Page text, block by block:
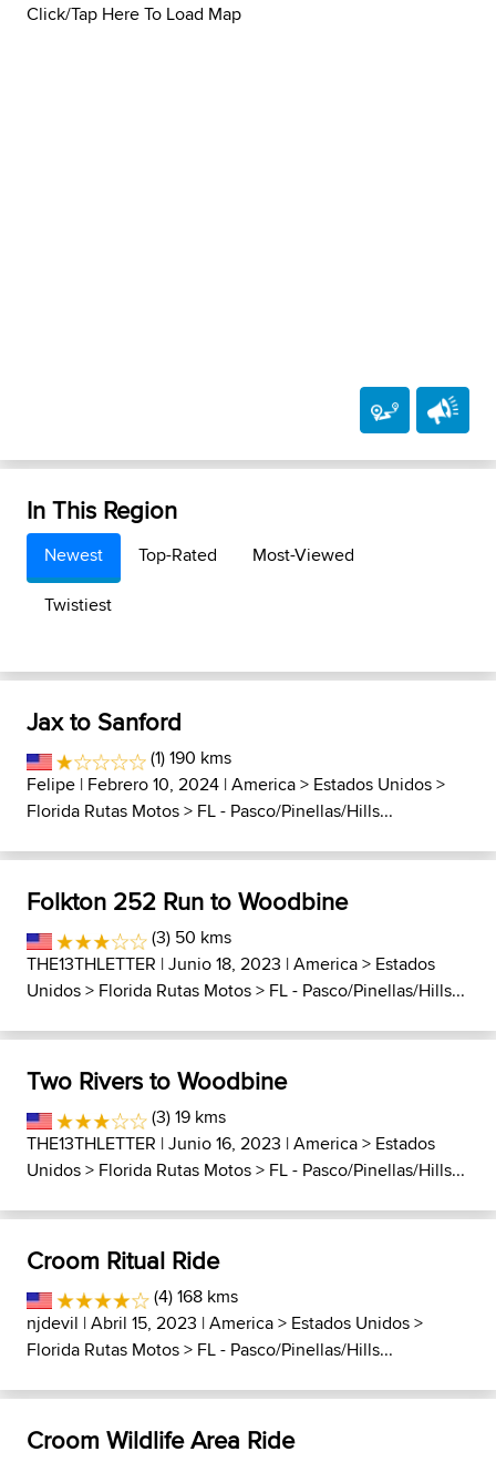
Click/Tap Here To Load Map
In This Region
Newest Top-Rated
Most-Viewed
Twistiest
Jax to Sanford
(1) 190 kms
Felipe | Febrero 10, 2024 |America> Estados Unidos>
Florida Rutas Motos> FL - Pasco/Pinellas/Hills...
Folkton 252 Run to Woodbine
(3) 50 kms
THE13THLETTER | Junio 18, 2023 |America> Estados
Unidos> Florida Rutas Motos> FL - Pasco/Pinellas/Hills...
Two Rivers to Woodbine
(3) 19 kms
THE13THLETTER | Junio 16, 2023 |America> Estados
Unidos> Florida Rutas Motos> FL - Pasco/Pinellas/Hills...
Croom Ritual Ride
(4) 168 kms
njdevil | Abril 15, 2023 |America> Estados Unidos>
Florida Rutas Motos> FL - Pasco/Pinellas/Hills...
Croom Wildlife Area Ride